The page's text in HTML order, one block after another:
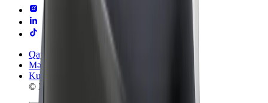
Qaydalar və Şərtlər
Məxfilik
Kukilər
© 2026 Bolt Technology OÜ